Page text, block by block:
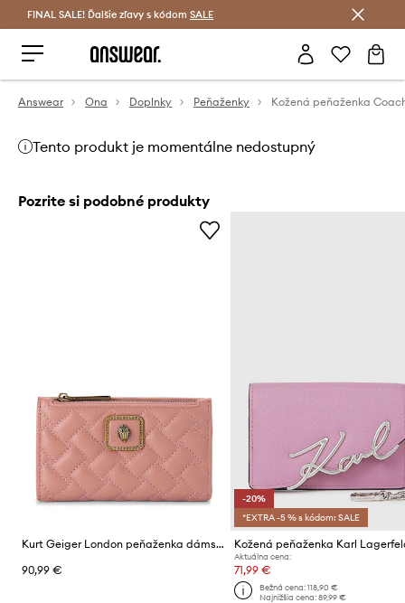
Šetrite s Answear Club >
FINAL SALE! Ďalšie zľavy s kódom SALE
Answear Ona Doplnky Peňaženky Kožená peňaženka
Tento produkt je momentálne nedostupný
Pozrite si podobné produkty
Kurt Geiger London peňaženka dámska kožená PIMLICO
90,99 €
-20%
*EXTRA -5 % s kódom: SALE
Aktuálna cena:
71,99 €
Bežná cena: 118,90 €
Najnižšia cena: 89,99 €